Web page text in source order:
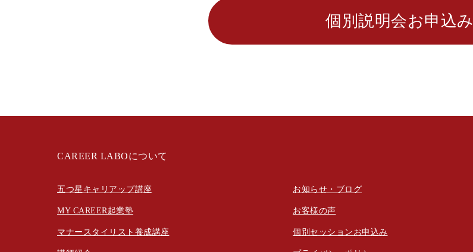
個別説明会お申込み
CAREER LABOについて
五つ星キャリアップ講座
MY CAREER起業塾
マナースタイリスト養成講座
お知らせ・ブログ
お客様の声
個別セッションお申込み